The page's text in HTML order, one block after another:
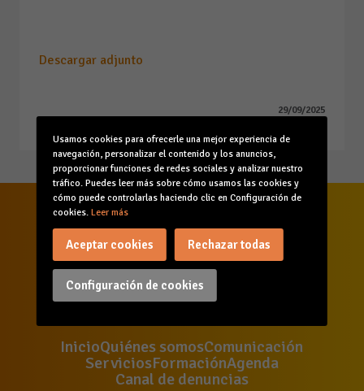
Descargar adjunto
29/09/2025
InicioQuiénes somosComunicación
ServiciosFormaciónAgenda
Canal de denuncias
Usamos cookies para ofrecerle una mejor experiencia de
navegación, personalizar el contenido y los anuncios,
proporcionar funciones de redes sociales y analizar nuestro
tráfico. Puedes leer más sobre cómo usamos las cookies y
cómo puede controlarlas haciendo clic en Configuración de
cookies. Leer más
Configuración de cookies
Aceptar cookies Rechazar todas